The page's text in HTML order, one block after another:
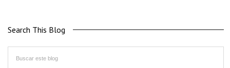
Search This Blog